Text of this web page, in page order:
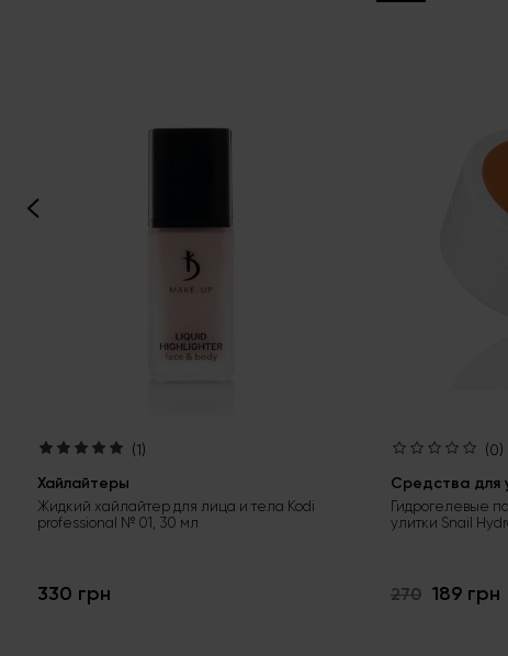
(1)
Хайлайтеры
Жидкий хайлайтер для лица и тела Kodi
professional № 01, 30 мл
330 грн
(0)
Средства для
Гидрогелевые
улитки Snail
270 189 грн